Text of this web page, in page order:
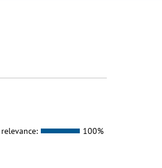
relevance: 100%